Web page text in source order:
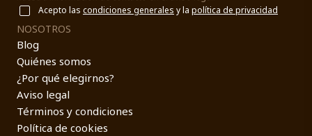
Acepto las condiciones generales y la política de privacidad
NOSOTROS
Blog
Quiénes somos
¿Por qué elegirnos?
Aviso legal
Términos y condiciones
Política de cookies